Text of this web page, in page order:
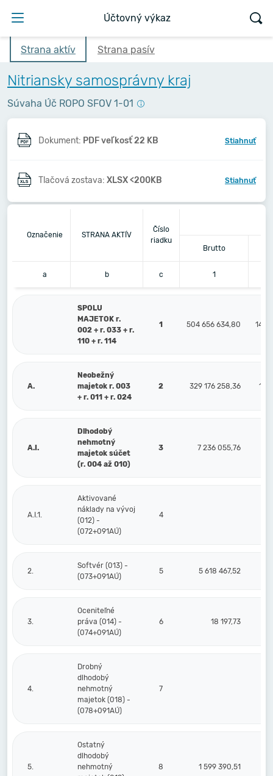
Účtovný výkaz
Strana aktív Strana pasív
Nitriansky samosprávny kraj
Súvaha Úč ROPO SFOV 1-01
Dokument: PDF veľkosť 22 KB Stiahnuť
Tlačová zostava: XLSX <200KB Stiahnuť
Označenie STRANA AKTÍV
Číslo
riadku
Brutto
a b c 1
SPOLU
MAJETOK r.
002 + r. 033 + r.
110 + r. 114
1 504 656 634,80 148
A.
Neobežný
majetok r. 003
+ r. 011 + r. 024
2 329 176 258,36 147
A.I.
Dlhodobý
nehmotný
majetok súčet
(r. 004 až 010)
3 7 236 055,76
A.I.1.
Aktivované
náklady na vývoj
(012) -
(072+091AÚ)
4
2.
Softvér (013) -
(073+091AÚ)
5 5 618 467,52
3.
Oceniteľné
práva (014) -
(074+091AÚ)
6 18 197,73
4.
Drobný
dlhodobý
nehmotný
majetok (018) -
(078+091AÚ)
7
5.
Ostatný
dlhodobý
nehmotný
8 1 599 390,51